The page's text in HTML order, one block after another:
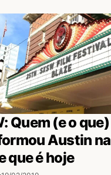
Quem (e o que)
Austin na
que é hoje